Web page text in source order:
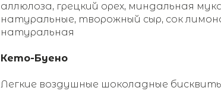
аллюлоза, грецкий орех, миндальная
натуральные, творожный сыр, сок
натуральная
Кето-Буено
Легкие воздушные шоколадные